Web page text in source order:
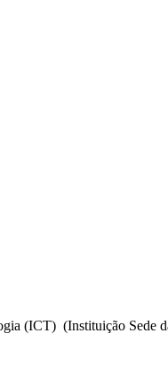
(ICT) (Instituição Sede